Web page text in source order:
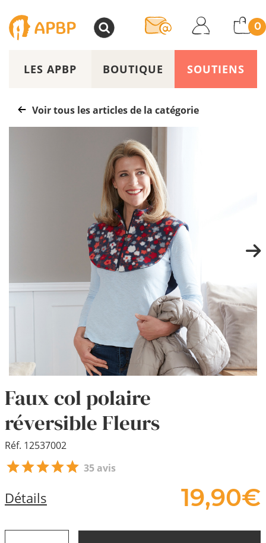
0
LES APBP BOUTIQUE SOUTIENS
Voir tous les articles de la catégorie
Faux col polaire
réversible Fleurs
Réf. 12537002
35 avis
Détails 19,90€